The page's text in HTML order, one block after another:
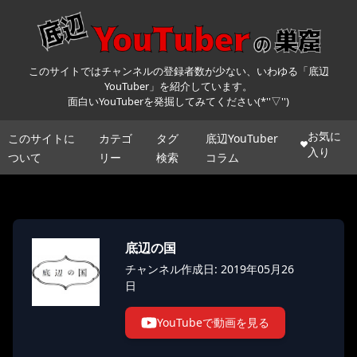
このサイトではチャンネルの登録者数が少ない、いわゆる「底辺
YouTuber」を紹介しています。
面白いYouTuberを発掘してみてください(*''▽'')
このサイトに
ついて
カテゴ
リー
タグ
検索
底辺YouTuber
コラム
お気に
入り
底辺の国
チャンネル作成日: 2019年05月26
日
YouTubeで動画を見る